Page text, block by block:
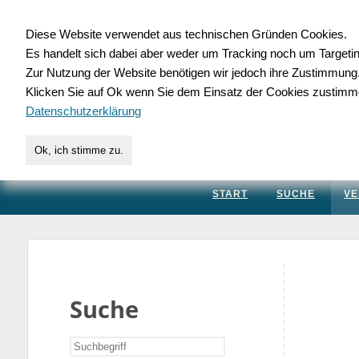
für Handwerk,
START SUCHE
Suche
Diese Website verwendet aus technischen Gründen Cookies.
Es handelt sich dabei aber weder um Tracking noch um
Zur Nutzung der Website benötigen wir jedoch ihre Zustimmung.
Klicken Sie auf Ok wenn Sie dem Einsatz der Cookies
Datenschutzerklärung
Ok, ich stimme zu.